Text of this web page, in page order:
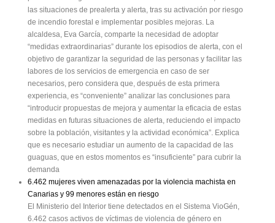
las situaciones de prealerta y alerta, tras su activación por riesgo
de incendio forestal e implementar posibles mejoras. La
alcaldesa, Eva García, comparte la necesidad de adoptar
“medidas extraordinarias” durante los episodios de alerta, con el
objetivo de garantizar la seguridad de las personas y facilitar las
labores de los servicios de emergencia en caso de ser
necesarios, pero considera que, después de esta primera
experiencia, es “conveniente” analizar las conclusiones para
“introducir propuestas de mejora y aumentar la eficacia de estas
medidas en futuras situaciones de alerta, reduciendo el impacto
sobre la población, visitantes y la actividad económica”. Explica
que es necesario estudiar un aumento de la capacidad de las
guaguas, que en estos momentos es “insuficiente” para cubrir la
demanda
6.462 mujeres viven amenazadas por la violencia machista en
Canarias y 99 menores están en riesgo
El Ministerio del Interior tiene detectados en el Sistema VioGén,
6.462 casos activos de víctimas de violencia de género en